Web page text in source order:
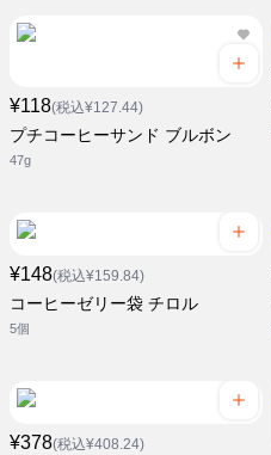
¥118(税込¥127.44)
プチコーヒーサンド ブルボン
47g
¥148(税込¥159.84)
コーヒーゼリー袋 チロル
5個
¥378(税込¥408.24)